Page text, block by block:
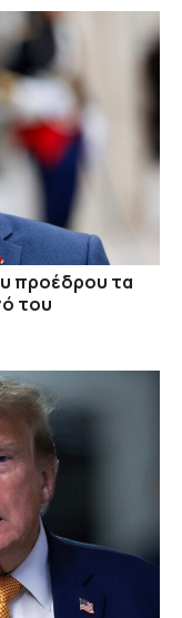
προέδρου τα
του